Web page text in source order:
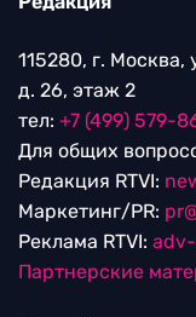
115280, г. Москва,
д. 26, этаж 2
тел: +7 (499) 579-
Для общих
Редакция RTVI:
Маркетинг/PR:
Реклама RTVI:
Партнерские